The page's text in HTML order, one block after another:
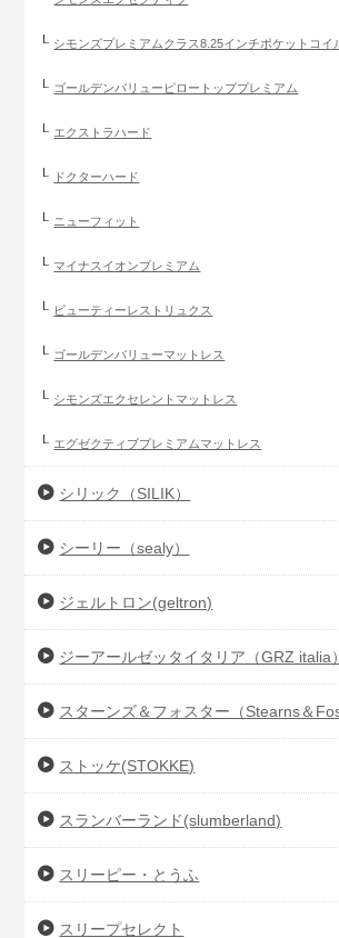
シモンズプレミアムクラス8.25インチポケットコイ
ゴールデンバリューピロートッププレミアム
エクストラハード
ドクターハード
ニューフィット
マイナスイオンプレミアム
ビューティーレストリュクス
ゴールデンバリューマットレス
シモンズエクセレントマットレス
エグゼクティブプレミアムマットレス
シリック（SILIK）
シーリー（sealy）
ジェルトロン(geltron)
ジーアールゼッタイタリア（GRZ italia）
スターンズ＆フォスター（Stearns＆
ストッケ(STOKKE)
スランバーランド(slumberland)
スリーピー・とうふ
スリープセレクト